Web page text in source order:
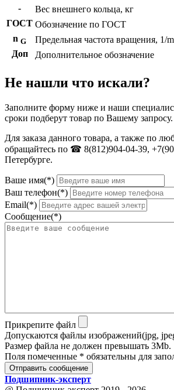
-
Вес внешнего кольца, кг
ГОСТ Обозначение по ГОСТ
n G
Предельная частота вращения, 1/
Доп
Дополнительное обозначение
Не нашли что искали?
Заполните форму ниже и наши
сроки подберут товар по Вашему запросу.
Для заказа данного товара, а также по
обращайтесь по ☎ 8(812)904-04-39,
Петербурге.
Ваше имя(*)
Ваш телефон(*)
Email(*)
Сообщение(*)
Прикрепите файл
Допускаются файлы изображений(jpg,
Размер файла не должен превышать 3Mb.
Поля помеченные * обязательны для
Отправить сообщение
Подшипник-эксперт